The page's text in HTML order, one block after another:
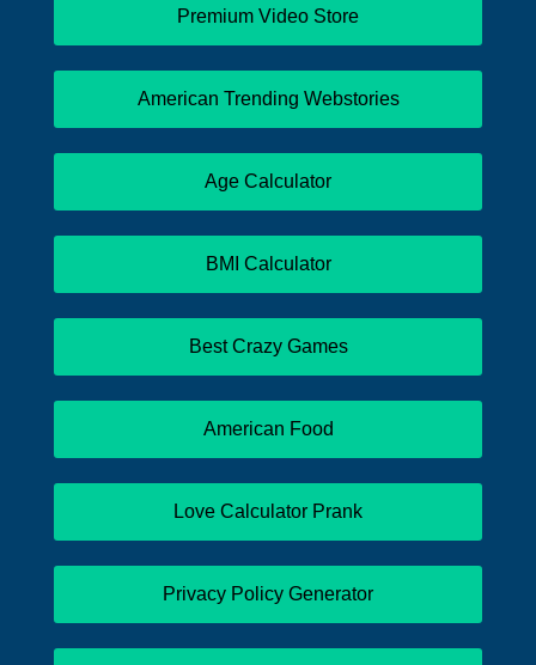
Premium Video Store
American Trending Webstories
Age Calculator
BMI Calculator
Best Crazy Games
American Food
Love Calculator Prank
Privacy Policy Generator